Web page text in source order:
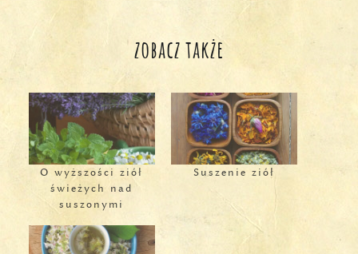
zobacz także
O wyższości ziół
świeżych nad
suszonymi
Suszenie ziół